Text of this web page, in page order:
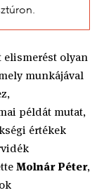
olyan
munkájával
példát mutat,
értékek
Molnár Péter,